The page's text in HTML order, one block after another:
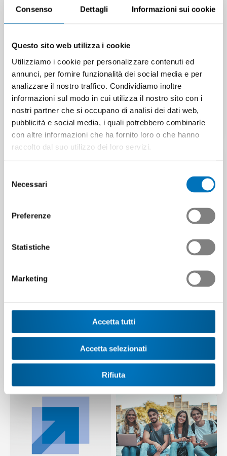
Consenso Dettagli Informazioni sui cookie
Questo sito web utilizza i cookie
Utilizziamo i cookie per personalizzare contenuti ed
annunci, per fornire funzionalità dei social media e per
analizzare il nostro traffico. Condividiamo inoltre
informazioni sul modo in cui utilizza il nostro sito con i
nostri partner che si occupano di analisi dei dati web,
pubblicità e social media, i quali potrebbero combinarle
con altre informazioni che ha fornito loro o che hanno
raccolto dal suo utilizzo dei loro servizi.
delNecessari
Preferenze
Statistiche
Marketing
Accetta tutti
Accetta selezionati
Rifiuta
2024
FUTUREMEM festeggia un
Contributo | 17.06.2024
apprendimento digitale
L’associazione di supporto
per il futuro ambiente di
apprendimento digitale è
stata fondata con…
News | 06.06.2024
Informazioni sull’inizio
AFC da agosto 2023
commercio subirà alcuni
cambiamenti significativi con
l’inizio dell’apprendistato…
lancio della campagna di
2022, le due associazioni
Swissmem e Swissmechanic
hanno lanciato una…
News | 28.02.2023